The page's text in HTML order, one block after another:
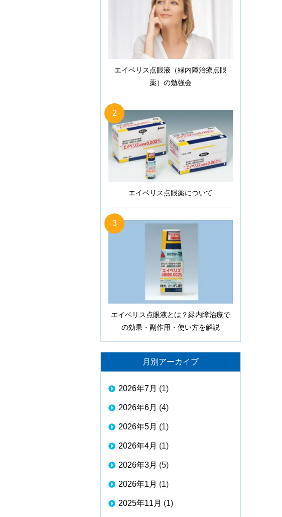
エイベリス点眼液（緑内障治療点眼
薬）の勉強会
2
エイベリス点眼薬について
3
エイベリス点眼液とは？緑内障治療で
の効果・副作用・使い方を解説
月別アーカイブ
2026年7月 (1)
2026年6月 (4)
2026年5月 (1)
2026年4月 (1)
2026年3月 (5)
2026年1月 (1)
2025年11月 (1)